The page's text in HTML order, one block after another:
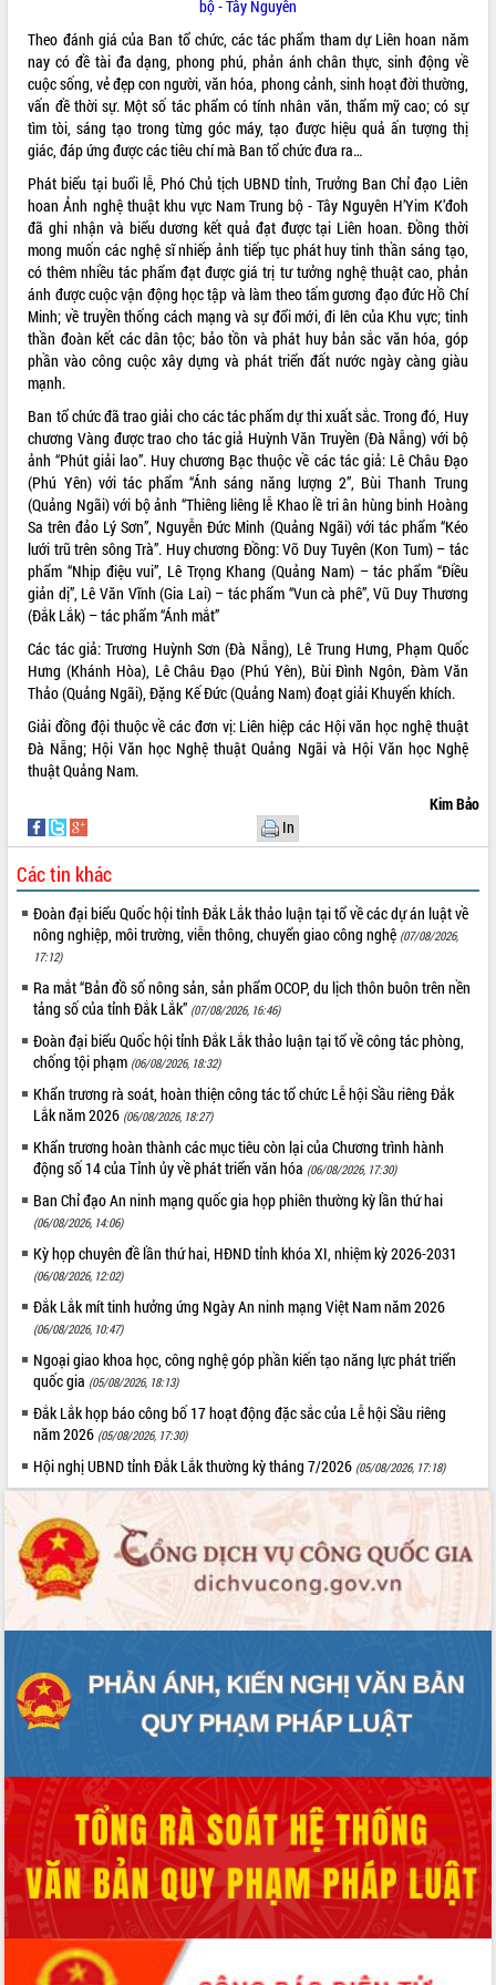
Đề án 06 tạo bước ngoặt đột phá trong
cải cách hành chính tỉnh Đắk Lắk
Kết nối tour, đẩy mạnh chuyển đổi số
để phát triển du lịch Đắk Lắk
Khởi động Dự án Đầu tư xây dựng hạ
tầng kỹ thuật Cụm công nghiệp Tân
Tiến
Gặp mặt các cơ quan báo chí nhân Kỷ
niệm 101 năm Ngày Báo chí Cách
mạng Việt Nam
Đắk Lắk sơ kết 4 năm triển khai thực
hiện Đề án 06 của Chính phủ
Họp báo thông tin về Hội nghị Công bố
Quy hoạch và Xúc tiến đầu tư tỉnh Đắk
Lắk
Khơi thông điểm nghẽn, đẩy nhanh
giải ngân vốn khắc phục thiên tai
HĐND tỉnh thông qua điều chỉnh Quy
hoạch tỉnh thời kỳ 2021-2030
Hội thảo góp ý hồ sơ điều chỉnh quy
hoạch tỉnh Đắk Lắk thời kỳ 2021-2030,
tầm nhìn đến năm 2050
Nâng cao hiệu quả hoạt động của các
doanh nghiệp nhà nước
Hội nghị triển khai kết nối mạng
truyền số liệu chuyên dùng phục vụ cơ
quan Đảng, Nhà nước
Lễ phát động chuỗi hoạt động chung
tay làm sạch môi trường
Xã Ea Kar bước chuyển mình trong
công tác cải cách hành chính mô hình
UBND tỉnh họp báo định kỳ tháng 4
năm 2026
Hội thảo khoa học “Giải pháp thúc đẩy
phát triển nền kinh tế xanh tại tỉnh
Đắk Lắk”
Tăng cường giám sát, đôn đốc thực
hiện nhiệm vụ quản lý tài sản công
hàng tuần
Tháo gỡ những vướng mắc, đẩy mạnh
công tác cải cách thủ tục hành chính
tại Trung tâm Phục vụ hành chính
Đắk Lắk: Tôn vinh 46 giải pháp tại Hội
thi Sáng tạo Kỹ thuật 2024 - 2025
Đắk Lắk rà soát, điều chỉnh Đề án 190
về phát triển nuôi trồng thủy sản
Phó Chủ tịch UBND tỉnh Đắk Lắk
Trương Công Thái kiểm tra thực địa
Dự án cao tốc Khánh Hòa - Buôn Ma
Thuột
Định vị cà phê Việt Nam như một “di
sản sống” trong dòng chảy toàn cầu
Xây dựng nông thôn mới: Nâng cao đời
sống người dân từ những mô hình thiết
thực
Quyết liệt tháo gỡ vướng mắc, đẩy
nhanh tiến độ các dự án trọng điểm
trong Khu kinh tế Nam Phú Yên
Hòn Yến phát triển du lịch gắn với bảo
tồn biển
Lấy ý kiến điều chỉnh Quy hoạch tỉnh
Đắk Lắk thời kỳ 2021-2030, tầm nhìn
đến năm 2050
Phát động chiến dịch 30 ngày đêm
Đắk Lắk nỗ lực thúc đẩy tăng trưởng
kinh tế từ 10% trở lên trong Quý
II/2026
chuyển đổi số giai đoạn 2026 – 2030
với Tập đoàn Bưu chính Viễn thông
Việt Nam
Thứ trưởng Bộ Y tế làm việc với tỉnh
Đắk Lắk về phát triển nhân lực y tế
cho trạm y tế cấp xã
Du lịch Đắk Lắk nâng tầm trải nghiệm
du khách thông qua Hệ thống cơ sở dữ
liệu và Bản đồ số
bộ - Tây Nguyên
Theo đánh giá của Ban tổ chức, các tác phẩm tham dự Liên hoan năm
nay có đề tài đa dạng, phong phú, phản ánh chân thực, sinh động về
cuộc sống, vẻ đẹp con người, văn hóa, phong cảnh, sinh hoạt đời thường,
vấn đề thời sự. Một số tác phẩm có tính nhân văn, thẩm mỹ cao; có sự
tìm tòi, sáng tạo trong từng góc máy, tạo được hiệu quả ấn tượng thị
giác, đáp ứng được các tiêu chí mà Ban tổ chức đưa ra…
Phát biểu tại buổi lễ, Phó Chủ tịch UBND tỉnh, Trưởng Ban Chỉ đạo Liên
hoan Ảnh nghệ thuật khu vực Nam Trung bộ - Tây Nguyên H’Yim K’đoh
đã ghi nhận và biểu dương kết quả đạt được tại Liên hoan. Đồng thời
mong muốn các nghệ sĩ nhiếp ảnh tiếp tục phát huy tinh thần sáng tạo,
có thêm nhiều tác phẩm đạt được giá trị tư tưởng nghệ thuật cao, phản
ánh được cuộc vận động học tập và làm theo tấm gương đạo đức Hồ Chí
Minh; về truyền thống cách mạng và sự đổi mới, đi lên của Khu vực; tinh
thần đoàn kết các dân tộc; bảo tồn và phát huy bản sắc văn hóa, góp
phần vào công cuộc xây dựng và phát triển đất nước ngày càng giàu
mạnh.
Ban tổ chức đã trao giải cho các tác phẩm dự thi xuất sắc. Trong đó, Huy
chương Vàng được trao cho tác giả Huỳnh Văn Truyền (Đà Nẵng) với bộ
ảnh “Phút giải lao”. Huy chương Bạc thuộc về các tác giả: Lê Châu Đạo
(Phú Yên) với tác phẩm “Ánh sáng năng lượng 2”, Bùi Thanh Trung
(Quảng Ngãi) với bộ ảnh “Thiêng liêng lễ Khao lề tri ân hùng binh Hoàng
Sa trên đảo Lý Sơn”, Nguyễn Đức Minh (Quảng Ngãi) với tác phẩm “Kéo
lưới trũ trên sông Trà”. Huy chương Đồng: Võ Duy Tuyên (Kon Tum) – tác
phẩm “Nhịp điệu vui”, Lê Trọng Khang (Quảng Nam) – tác phẩm “Điều
giản dị”, Lê Văn Vĩnh (Gia Lai) – tác phẩm “Vun cà phê”, Vũ Duy Thương
(Đắk Lắk) – tác phẩm “Ánh mắt”
Các tác giả: Trương Huỳnh Sơn (Đà Nẵng), Lê Trung Hưng, Phạm Quốc
Hưng (Khánh Hòa), Lê Châu Đạo (Phú Yên), Bùi Đình Ngôn, Đàm Văn
Thảo (Quảng Ngãi), Đặng Kế Đức (Quảng Nam) đoạt giải Khuyến khích.
Giải đồng đội thuộc về các đơn vị: Liên hiệp các Hội văn học nghệ thuật
Đà Nẵng; Hội Văn học Nghệ thuật Quảng Ngãi và Hội Văn học Nghệ
thuật Quảng Nam.
Kim Bảo
In
Các tin khác
Đoàn đại biểu Quốc hội tỉnh Đắk Lắk thảo luận tại tổ về các dự án luật về
nông nghiệp, môi trường, viễn thông, chuyển giao công nghệ (07/08/2026,
17:12)
Ra mắt “Bản đồ số nông sản, sản phẩm OCOP, du lịch thôn buôn trên nền
tảng số của tỉnh Đắk Lắk” (07/08/2026, 16:46)
Đoàn đại biểu Quốc hội tỉnh Đắk Lắk thảo luận tại tổ về công tác phòng,
chống tội phạm (06/08/2026, 18:32)
Khẩn trương rà soát, hoàn thiện công tác tổ chức Lễ hội Sầu riêng Đắk
Lắk năm 2026 (06/08/2026, 18:27)
Khẩn trương hoàn thành các mục tiêu còn lại của Chương trình hành
động số 14 của Tỉnh ủy về phát triển văn hóa (06/08/2026, 17:30)
Ban Chỉ đạo An ninh mạng quốc gia họp phiên thường kỳ lần thứ hai
(06/08/2026, 14:06)
Kỳ họp chuyên đề lần thứ hai, HĐND tỉnh khóa XI, nhiệm kỳ 2026-2031
(06/08/2026, 12:02)
Đắk Lắk mít tinh hưởng ứng Ngày An ninh mạng Việt Nam năm 2026
(06/08/2026, 10:47)
Ngoại giao khoa học, công nghệ góp phần kiến tạo năng lực phát triển
quốc gia (05/08/2026, 18:13)
Đắk Lắk họp báo công bố 17 hoạt động đặc sắc của Lễ hội Sầu riêng
năm 2026 (05/08/2026, 17:30)
Hội nghị UBND tỉnh Đắk Lắk thường kỳ tháng 7/2026 (05/08/2026, 17:18)